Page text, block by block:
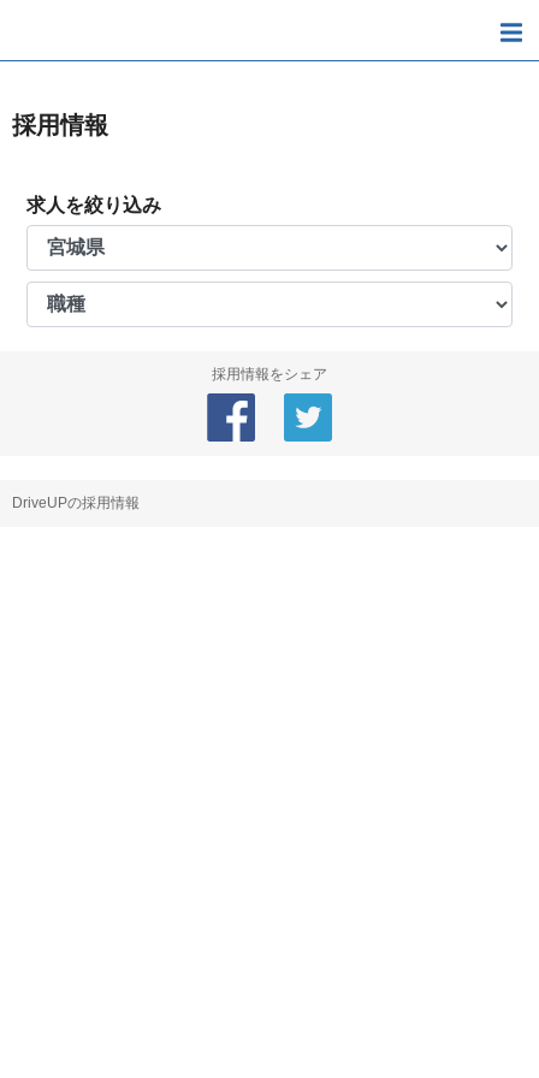
採用情報
求人を絞り込み
採用情報をシェア
DriveUPの採用情報